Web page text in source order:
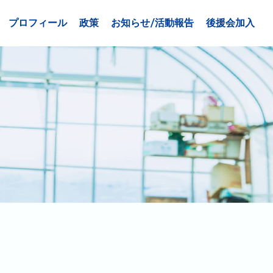
プロフィール 政策 お知らせ/活動報告 後援会加入